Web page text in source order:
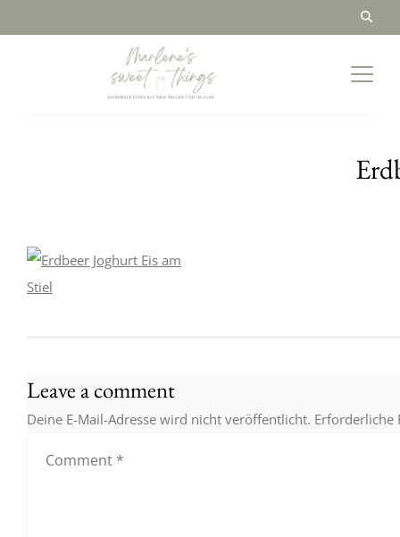
Leave a comment
Deine E-Mail-Adresse wird nicht veröffentlicht.